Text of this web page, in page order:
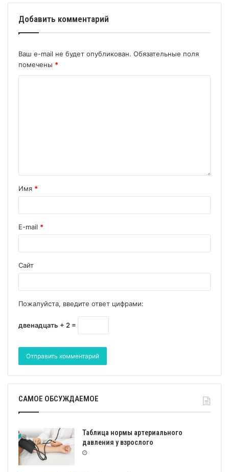
Добавить комментарий
Ваш e-mail не будет опубликован. Обязательные поля
помечены *
Имя *
E-mail *
Сайт
Пожалуйста, введите ответ цифрами:
двенадцать + 2 =
САМОЕ ОБСУЖДАЕМОЕ
Таблица нормы артериального
давления у взрослого